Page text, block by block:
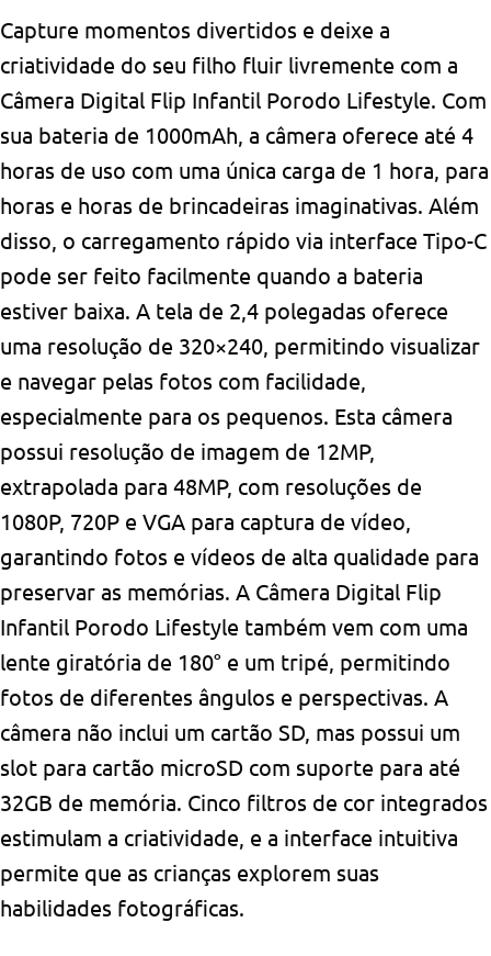
Capture momentos divertidos e deixe a
criatividade do seu filho fluir livremente com a
Câmera Digital Flip Infantil Porodo Lifestyle. Com
sua bateria de 1000mAh, a câmera oferece até 4
horas de uso com uma única carga de 1 hora, para
horas e horas de brincadeiras imaginativas. Além
disso, o carregamento rápido via interface Tipo-C
pode ser feito facilmente quando a bateria
estiver baixa. A tela de 2,4 polegadas oferece
uma resolução de 320×240, permitindo visualizar
e navegar pelas fotos com facilidade,
especialmente para os pequenos. Esta câmera
possui resolução de imagem de 12MP,
extrapolada para 48MP, com resoluções de
1080P, 720P e VGA para captura de vídeo,
garantindo fotos e vídeos de alta qualidade para
preservar as memórias. A Câmera Digital Flip
Infantil Porodo Lifestyle também vem com uma
lente giratória de 180° e um tripé, permitindo
fotos de diferentes ângulos e perspectivas. A
câmera não inclui um cartão SD, mas possui um
slot para cartão microSD com suporte para até
32GB de memória. Cinco filtros de cor integrados
estimulam a criatividade, e a interface intuitiva
permite que as crianças explorem suas
habilidades fotográficas.